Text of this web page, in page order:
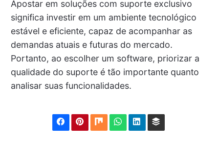
Apostar em soluções com suporte exclusivo
significa investir em um ambiente tecnológico
estável e eficiente, capaz de acompanhar as
demandas atuais e futuras do mercado.
Portanto, ao escolher um software, priorizar a
qualidade do suporte é tão importante quanto
analisar suas funcionalidades.